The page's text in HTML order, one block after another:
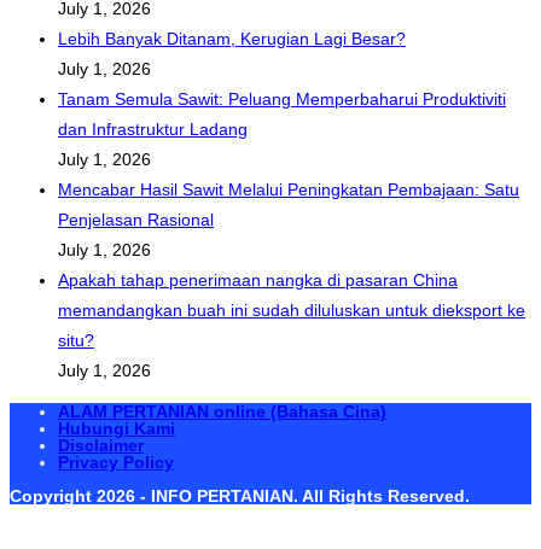
July 1, 2026
Lebih Banyak Ditanam, Kerugian Lagi Besar?
July 1, 2026
Tanam Semula Sawit: Peluang Memperbaharui Produktiviti
dan Infrastruktur Ladang
July 1, 2026
Mencabar Hasil Sawit Melalui Peningkatan Pembajaan: Satu
Penjelasan Rasional
July 1, 2026
Apakah tahap penerimaan nangka di pasaran China
memandangkan buah ini sudah diluluskan untuk dieksport ke
situ?
July 1, 2026
ALAM PERTANIAN online (Bahasa Cina)
Hubungi Kami
Disclaimer
Privacy Policy
Copyright 2026 - INFO PERTANIAN. All Rights Reserved.